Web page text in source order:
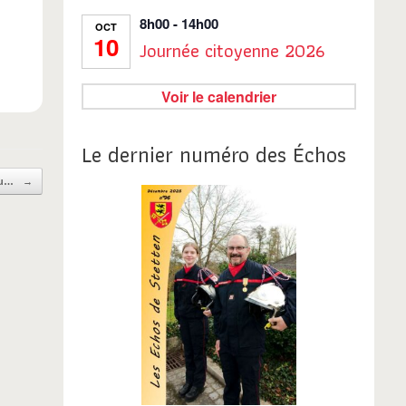
→
OCT
10
8h00- 14h00
Journée citoyenne 2026
Voir le calendrier
Le dernier numéro des Échos